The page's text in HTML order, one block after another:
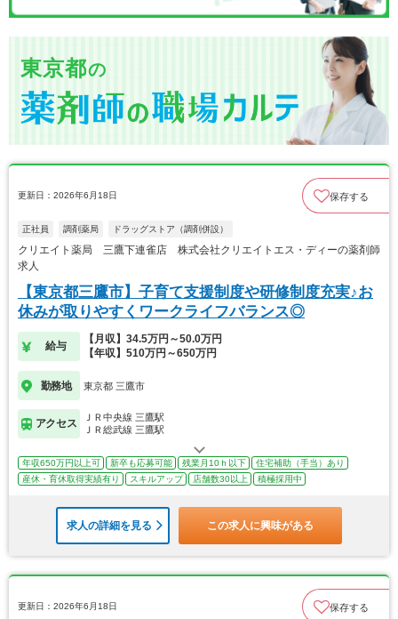
東京都の
更新日：2026年6月18日 保存する
正社員 調剤薬局 ドラッグストア（調剤併設）
クリエイト薬局 三鷹下連雀店 株式会社クリエイトエス・ディーの薬剤師
求人
【東京都三鷹市】子育て支援制度や研修制度充実♪お
休みが取りやすくワークライフバランス◎
給与
【月収】34.5万円～50.0万円
【年収】510万円～650万円
勤務地 東京都 三鷹市
アクセス
ＪＲ中央線 三鷹駅
ＪＲ総武線 三鷹駅
年収650万円以上可 新卒も応募可能 残業月10ｈ以下
住宅補助（手当）あり
産休・育休取得実績有り
スキルアップ 店舗数30以上 積極採用中
求人の詳細を見る この求人に興味がある
更新日：2026年6月18日 保存する